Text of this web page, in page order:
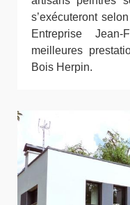
s’exécuteront
Entreprise
meilleures
Bois Herpin.